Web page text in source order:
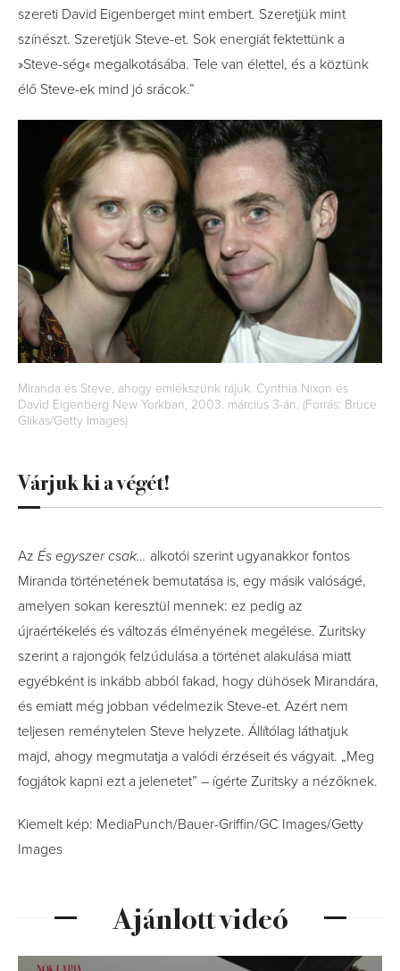
szereti David Eigenberget mint embert. Szeretjük mint
színészt. Szeretjük Steve-et. Sok energiát fektettünk a
»Steve-ség« megalkotásába. Tele van élettel, és a köztünk
élő Steve-ek mind jó srácok.”
Miranda és Steve, ahogy emlékszünk rájuk. Cynthia Nixon és
David Eigenberg New Yorkban, 2003. március 3-án. (Forrás: Bruce
Glikas/Getty Images)
Várjuk ki a végét!
Az És egyszer csak… alkotói szerint ugyanakkor fontos
Miranda történetének bemutatása is, egy másik valóságé,
amelyen sokan keresztül mennek: ez pedig az
újraértékelés és változás élményének megélése. Zuritsky
szerint a rajongók felzúdulása a történet alakulása miatt
egyébként is inkább abból fakad, hogy dühösek Mirandára,
és emiatt még jobban védelmezik Steve-et. Azért nem
teljesen reménytelen Steve helyzete. Állítólag láthatjuk
majd, ahogy megmutatja a valódi érzéseit és vágyait. „Meg
fogjátok kapni ezt a jelenetet” – ígérte Zuritsky a nézőknek.
Kiemelt kép: MediaPunch/Bauer-Griffin/GC Images/Getty
Images
Ajánlott videó